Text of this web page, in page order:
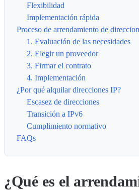
Flexibilidad
Implementación rápida
Proceso de arrendamiento de
1. Evaluación de las necesidades
2. Elegir un proveedor
3. Firmar el contrato
4. Implementación
¿Por qué alquilar direcciones IP?
Escasez de direcciones
Transición a IPv6
Cumplimiento normativo
FAQs
¿Qué es el